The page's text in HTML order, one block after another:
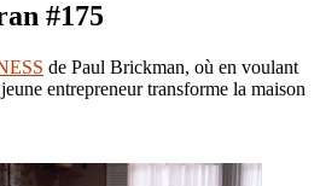
#175
de Paul Brickman, où en voulant
entrepreneur transforme la maison